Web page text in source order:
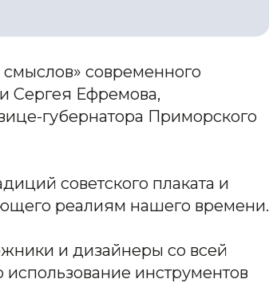
современного
Сергея Ефремова,
губернатора Приморского
советского плаката и
реалиям нашего времени.
и дизайнеры со всей
инструментов